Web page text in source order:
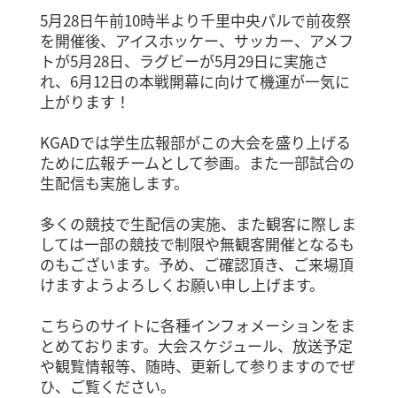
5月28日午前10時半より千里中央パルで前夜祭
を開催後、アイスホッケー、サッカー、アメフ
トが5月28日、ラグビーが5月29日に実施さ
れ、6月12日の本戦開幕に向けて機運が一気に
上がります！
KGADでは学生広報部がこの大会を盛り上げる
ために広報チームとして参画。また一部試合の
生配信も実施します。
多くの競技で生配信の実施、また観客に際しま
しては一部の競技で制限や無観客開催となるも
のもございます。予め、ご確認頂き、ご来場頂
けますようよろしくお願い申し上げます。
こちらのサイトに各種インフォメーションをま
とめております。大会スケジュール、放送予定
や観覧情報等、随時、更新して参りますのでぜ
ひ、ご覧ください。